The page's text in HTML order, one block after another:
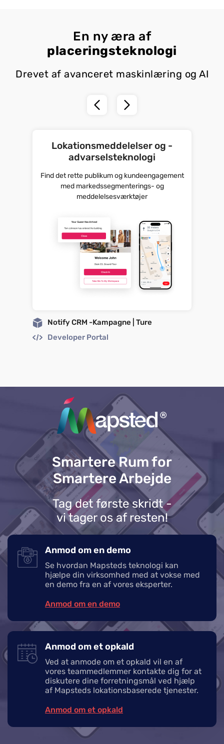
En ny æra af
placeringsteknologi
Drevet af avanceret maskinlæring og AI
Lokationsmeddelelser og -
advarselsteknologi
Find det rette publikum og kundeengagement
med markedssegmenterings- og
meddelelsesværktøjer
Notify CRM -Kampagne | Ture
Developer Portal
Smartere Rum for
Smartere Arbejde
Tag det første skridt -
vi tager os af resten!
Anmod om en demo
Se hvordan Mapsteds teknologi kan
hjælpe din virksomhed med at vokse med
en demo fra en af vores eksperter.
Anmod om en demo
Anmod om et opkald
Ved at anmode om et opkald vil en af
vores teammedlemmer kontakte dig for at
diskutere dine forretningsmål ved hjælp
af Mapsteds lokationsbaserede tjenester.
Anmod om et opkald